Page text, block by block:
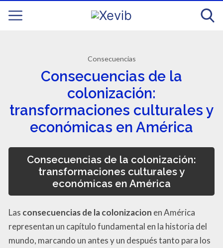
Consecuencias
Consecuencias de la
colonización:
transformaciones culturales y
económicas en América
Consecuencias de la colonización:
transformaciones culturales y
económicas en América
Las consecuencias de la colonizacion en América
representan un capítulo fundamental en la historia del
mundo, marcando un antes y un después tanto para los